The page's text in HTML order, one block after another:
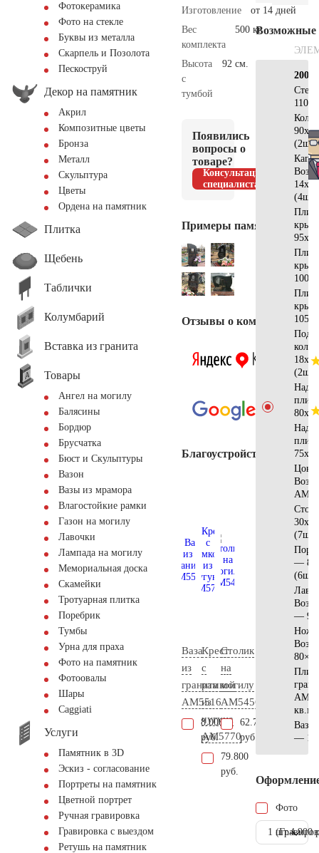
Фотокерамика
Фото на стекле
Буквы из металла
Скарпель и Позолота
Пескоструй
Декор на памятник
Акрил
Композитные цветы
Бронза
Металл
Скульптура
Цветы
Ордена на памятник
Плитка
Щебень
Таблички
Колумбарий
Вставка из гранита
Товары
Ангел на могилу
Балясины
Бордюр
Брусчатка
Бюст и Скульптуры
Вазон
Вазы из мрамора
Влагостойкие рамки
Газон на могилу
Лавочки
Лампада на могилу
Мемориальная доска
Скамейки
Тротуарная плитка
Поребрик
Тумбы
Урна для праха
Фото на памятник
Фотоовалы
Шары
Сaggiati
Услуги
Памятник в 3D
Эскиз - согласование
Портреты на памятник
Цветной портрет
Ручная гравировка
Гравировка с выездом
Ретушь на памятник
Изготовление
от 14 дней
Вес
комплекта
500 кг.
Высота
с
тумбой
92 см.
Появились
вопросы о
товаре?
Консультация
специалиста
Примеры памятников
Отзывы о компании
Благоустройство
Ваза
из
гранита
AM5516
8.000
руб.
Крест
с
рамкой
из
чугуна
AM5770
79.800
руб.
Столик
на
могилу
AM5456
62.700
руб.
Возможные
(2шт)
(4шт)
(2шт)
(7шт)
—
(6шт)
Лавка
—
кв.м.
Ваза
—
Фото
1 шт.4.900